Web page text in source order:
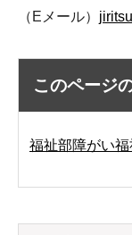
（Eメール）
このページ
福祉部障がい